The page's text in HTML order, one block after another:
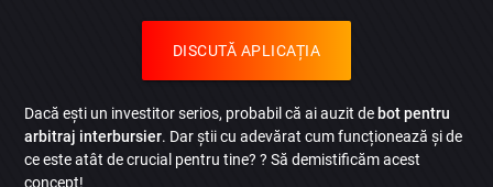
DISCUTĂ APLICAȚIA
Dacă ești un investitor serios, probabil că ai auzit de bot pentru
arbitraj interbursier. Dar știi cu adevărat cum funcționează și de
ce este atât de crucial pentru tine? ? Să demistificăm acest
concept!